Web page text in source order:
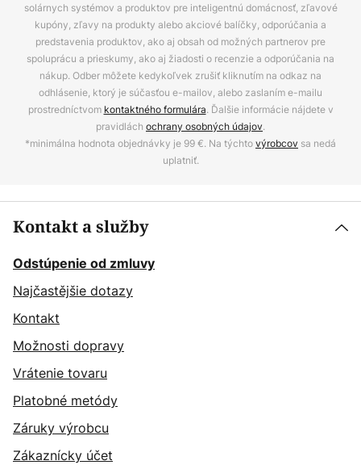
solárnych systémov a produktov pre inteligentnú domácnosť, zľavové
kupóny, zľavy na produkty alebo akciové balíčky, odporúčania a
predstavenia produktov, ako aj obsah od možných partnerov pre
spoluprácu a prieskumy, ako aj žiadosti o recenzie a odporúčania na
nákup. Odber môžete kedykoľvek zrušiť kliknutím na odkaz na
odhlásenie, ktorý je súčasťou e-mailov, alebo zaslaním e-mailu
prostredníctvom kontaktného formulára. Ďalšie informácie nájdete v
pravidlách ochrany osobných údajov.
*minimálna hodnota objednávky je 99 €. Na týchtovýrobcov sa nedá
uplatniť.
Kontakt a služby
Odstúpenie od zmluvy
Najčastějšie dotazy
Kontakt
Možnosti dopravy
Vrátenie tovaru
Platobné metódy
Záruky výrobcu
Zákaznícky účet